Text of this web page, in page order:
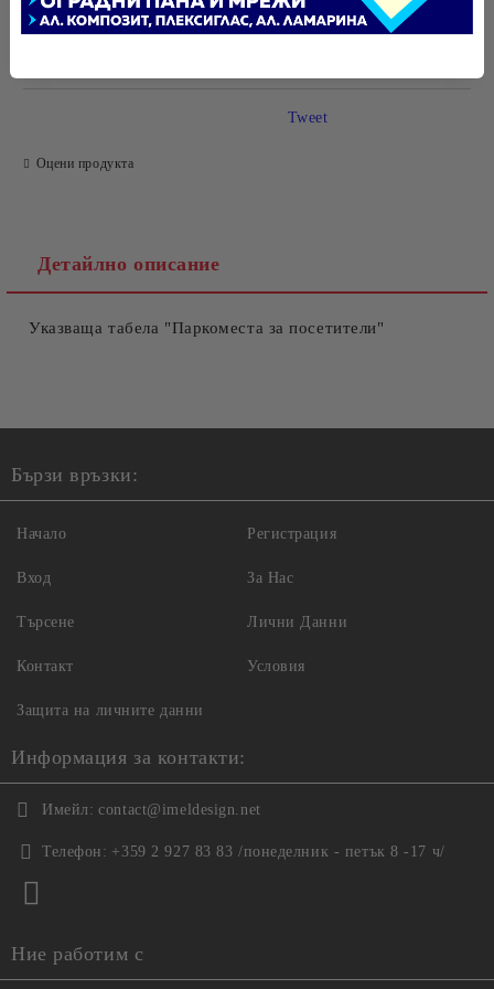
САМО ПОПЪЛНЕТЕ 4 ПОЛЕТА
Оцени продукта
Tweet
Детайлно описание
Указваща табела "Паркоместа за посетители"
Бързи връзки:
Начало
Вход
Търсене
Контакт
Регистрация
За Нас
Лични Данни
Условия
Защита на личните данни
Информация за контакти:
Имейл: contact@imeldesign.net
Телефон: +359 2 927 83 83 /понеделник - петък 8 -17 ч/
Ние работим с